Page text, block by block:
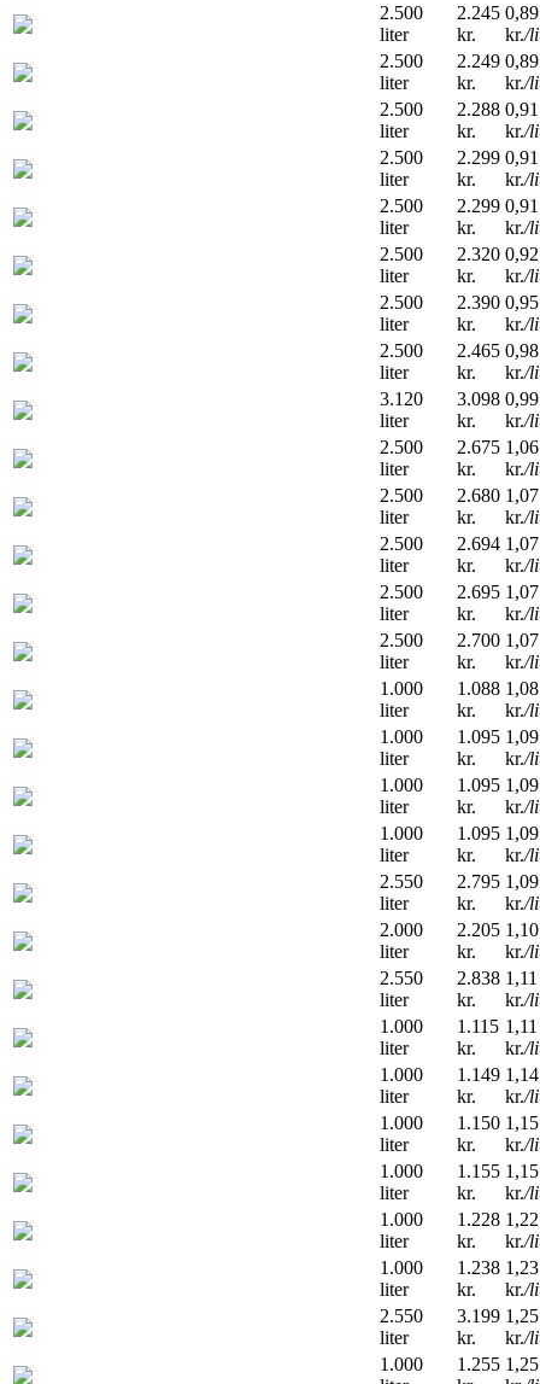
2.500
liter
2.245
kr.
0,89
kr./
2.500
liter
2.249
kr.
0,89
kr./
2.500
liter
2.288
kr.
0,91
kr./
2.500
liter
2.299
kr.
0,91
kr./
2.500
liter
2.299
kr.
0,91
kr./
2.500
liter
2.320
kr.
0,92
kr./
2.500
liter
2.390
kr.
0,95
kr./
2.500
liter
2.465
kr.
0,98
kr./
3.120
liter
3.098
kr.
0,99
kr./
2.500
liter
2.675
kr.
1,06
kr./
2.500
liter
2.680
kr.
1,07
kr./
2.500
liter
2.694
kr.
1,07
kr./
2.500
liter
2.695
kr.
1,07
kr./
2.500
liter
2.700
kr.
1,07
kr./
1.000
liter
1.088
kr.
1,08
kr./
1.000
liter
1.095
kr.
1,09
kr./
1.000
liter
1.095
kr.
1,09
kr./
1.000
liter
1.095
kr.
1,09
kr./
2.550
liter
2.795
kr.
1,09
kr./
2.000
liter
2.205
kr.
1,10
kr./
2.550
liter
2.838
kr.
1,11
kr./
1.000
liter
1.115
kr.
1,11
kr./
1.000
liter
1.149
kr.
1,14
kr./
1.000
liter
1.150
kr.
1,15
kr./
1.000
liter
1.155
kr.
1,15
kr./
1.000
liter
1.228
kr.
1,22
kr./
1.000
liter
1.238
kr.
1,23
kr./
2.550
liter
3.199
kr.
1,25
kr./
1.000
1.255 1,25